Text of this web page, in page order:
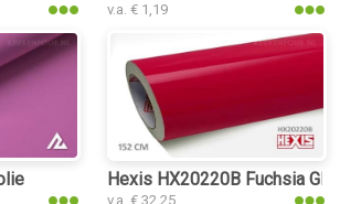
v.a. € 1,19
Hexis HX20220B Fuchsia
v.a. € 32,25